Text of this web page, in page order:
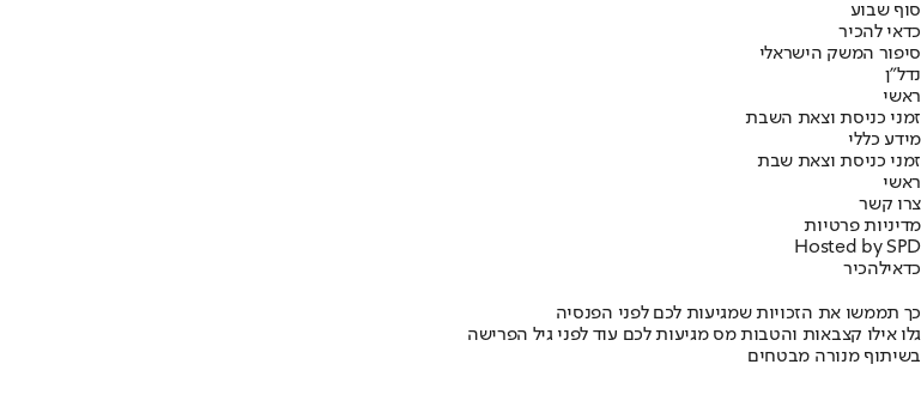
סוף שבוע
כדאי להכיר
סיפור המשק הישראלי
נדל"ן
ראשי
זמני כניסת וצאת השבת
מידע כללי
זמני כניסת וצאת שבת
ראשי
צרו קשר
מדיניות פרטיות
Hosted by SPD
כדאילהכיר
כך תממשו את הזכויות שמגיעות לכם לפני הפנסיה
גלו אילו קצבאות והטבות מס מגיעות לכם עוד לפני גיל הפרישה
בשיתוף מנורה מבטחים